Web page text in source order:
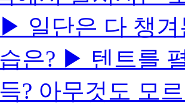
일단은 다 챙겨
은? ▶ 텐트를
? 아무것도 모